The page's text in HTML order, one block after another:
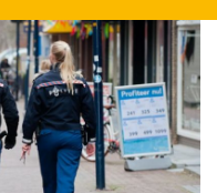
Volgend uur